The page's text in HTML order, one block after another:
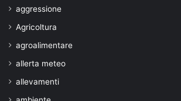
aggressione
Agricoltura
agroalimentare
allerta meteo
allevamenti